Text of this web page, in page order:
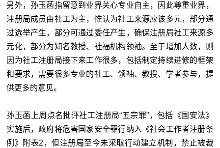
另外，孙玉菡指留意到业界关心专业自主，因此尊重业界，
注册局成员由社工为主，惟认为社工来源应该多元，部分通
过选举产生，部分可通过委任产生，确保注册局社工来源多
元化，部分为知名教授、社福机构领袖。至于增加人数，则
因为社工注册局接下来工作很多，包括制定持续进修的框架
和要求，需要很多专业的社工、领袖、教授、学者参与，提
供更多的意见。
孙玉菡上周点名批评社工注册局“五宗罪”，包括《国安法》
实施后，政府将危害国家安全罪行纳入《社会工作者注册条
例》附表2，但注册局至今未采取行动建立机制，禁止被裁